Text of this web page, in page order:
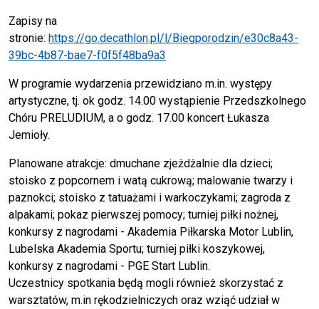
Zapisy na
stronie: https://go.decathlon.pl/l/Biegporodzin/e30c8a43-
39bc-4b87-bae7-f0f5f48ba9a3
W programie wydarzenia przewidziano m.in. występy
artystyczne, tj. ok godz. 14.00 wystąpienie Przedszkolnego
Chóru PRELUDIUM, a o godz. 17.00 koncert Łukasza
Jemioły.
Planowane atrakcje: dmuchane zjeżdżalnie dla dzieci;
stoisko z popcornem i watą cukrową; malowanie twarzy i
paznokci; stoisko z tatuażami i warkoczykami; zagroda z
alpakami; pokaz pierwszej pomocy; turniej piłki nożnej,
konkursy z nagrodami - Akademia Piłkarska Motor Lublin,
Lubelska Akademia Sportu; turniej piłki koszykowej,
konkursy z nagrodami - PGE Start Lublin.
Uczestnicy spotkania będą mogli również skorzystać z
warsztatów, m.in rękodzielniczych oraz wziąć udział w